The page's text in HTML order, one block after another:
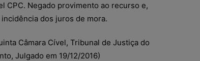
CPC. Negado provimento ao recurso e,
dos juros de mora.
Câmara Cível, Tribunal de Justiça do
Julgado em 19/12/2016)